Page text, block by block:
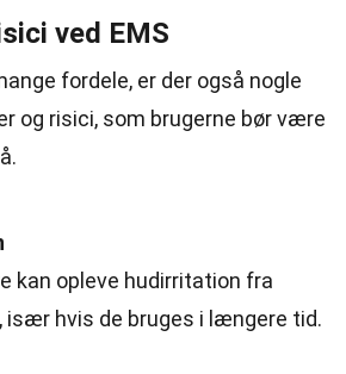
ved EMS
fordele, er der også nogle
og risici, som brugerne bør være
kan opleve hudirritation fra
især hvis de bruges i længere tid.